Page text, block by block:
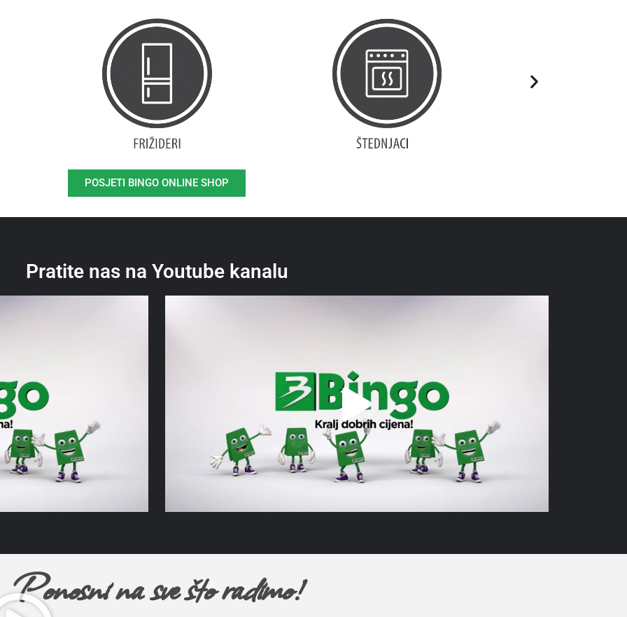
POSJETI BINGO ONLINE SHOP
Pratite nas na Youtube kanalu
Ponosni na sve što radimo!